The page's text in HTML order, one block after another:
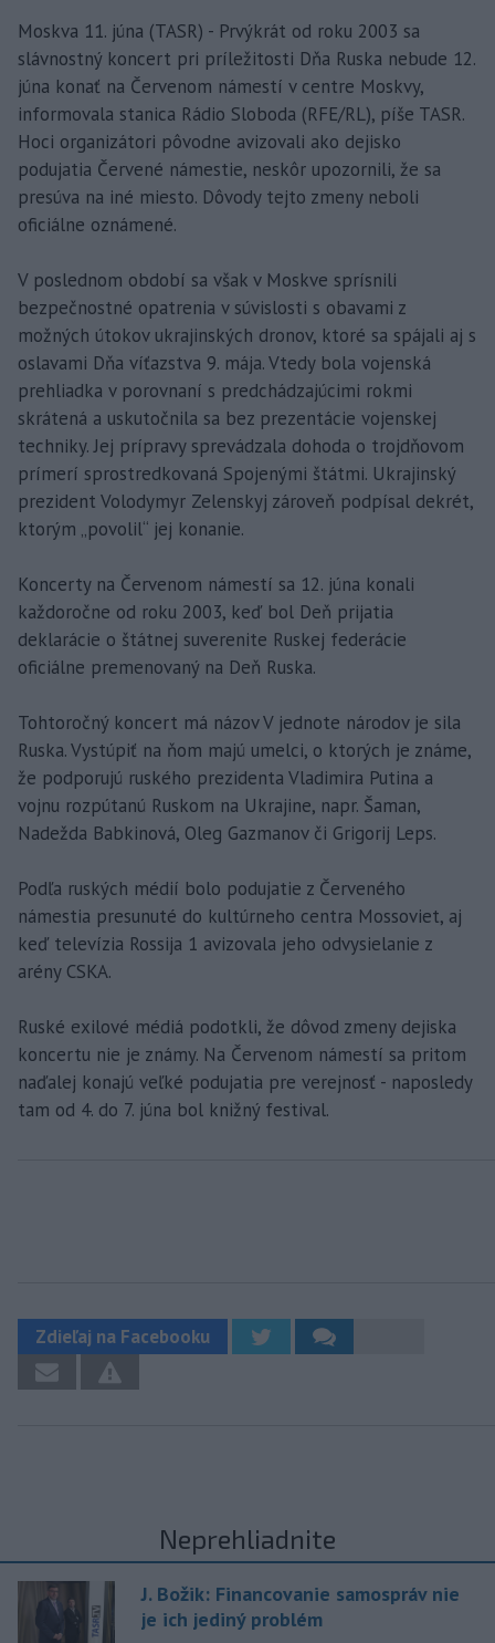
Moskva 11. júna (TASR) - Prvýkrát od roku 2003 sa
slávnostný koncert pri príležitosti Dňa Ruska nebude 12.
júna konať na Červenom námestí v centre Moskvy,
informovala stanica Rádio Sloboda (RFE/RL), píše TASR.
Hoci organizátori pôvodne avizovali ako dejisko
podujatia Červené námestie, neskôr upozornili, že sa
presúva na iné miesto. Dôvody tejto zmeny neboli
oficiálne oznámené.
V poslednom období sa však v Moskve sprísnili
bezpečnostné opatrenia v súvislosti s obavami z
možných útokov ukrajinských dronov, ktoré sa spájali aj s
oslavami Dňa víťazstva 9. mája. Vtedy bola vojenská
prehliadka v porovnaní s predchádzajúcimi rokmi
skrátená a uskutočnila sa bez prezentácie vojenskej
techniky. Jej prípravy sprevádzala dohoda o trojdňovom
prímerí sprostredkovaná Spojenými štátmi. Ukrajinský
prezident Volodymyr Zelenskyj zároveň podpísal dekrét,
ktorým „povolil“ jej konanie.
Koncerty na Červenom námestí sa 12. júna konali
každoročne od roku 2003, keď bol Deň prijatia
deklarácie o štátnej suverenite Ruskej federácie
oficiálne premenovaný na Deň Ruska.
Tohtoročný koncert má názov V jednote národov je sila
Ruska. Vystúpiť na ňom majú umelci, o ktorých je známe,
že podporujú ruského prezidenta Vladimira Putina a
vojnu rozpútanú Ruskom na Ukrajine, napr. Šaman,
Nadežda Babkinová, Oleg Gazmanov či Grigorij Leps.
Podľa ruských médií bolo podujatie z Červeného
námestia presunuté do kultúrneho centra Mossoviet, aj
keď televízia Rossija 1 avizovala jeho odvysielanie z
arény CSKA.
Ruské exilové médiá podotkli, že dôvod zmeny dejiska
koncertu nie je známy. Na Červenom námestí sa pritom
naďalej konajú veľké podujatia pre verejnosť - naposledy
tam od 4. do 7. júna bol knižný festival.
Zdieľaj na Facebooku
Neprehliadnite
J. Božik: Financovanie samospráv nie
je ich jediný problém